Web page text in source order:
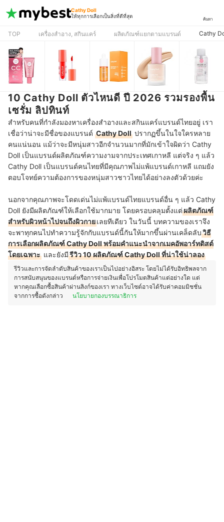
Cathy Doll
ให้ทุกการเลือกเป็นสิ่งที่ดีที่สุด
ค้นหา
TOP เครื่องสำอาง, สกินแคร์ ผลิตภัณฑ์แยกตามแบรนด์ Cathy
10 Cathy Doll ตัวไหนดี ปี 2026 รวมรองพื้น
เซรั่ม ลิปทินท์
สำหรับคนที่กำลังมองหาเครื่องสำอางและสกินแคร์แบรนด์ไทยอยู่ เรา
เชื่อว่าน่าจะมีชื่อของแบรนด์ Cathy Doll ปรากฏขึ้นในใจใครหลาย
คนแน่นอน แม้ว่าจะมีหนุ่มสาวอีกจำนวนมากที่มักเข้าใจผิดว่า Cathy
Doll เป็นแบรนด์ผลิตภัณฑ์ความงามจากประเทศเกาหลี แต่จริง ๆ แล้ว
Cathy Doll เป็นแบรนด์คนไทยที่มีคุณภาพไม่แพ้แบรนด์เกาหลี แถมยัง
ตอบโจทย์ความต้องการของหนุ่มสาวชาวไทยได้อย่างลงตัวด้วยค่ะ
นอกจากคุณภาพจะโดดเด่นไม่แพ้แบรนด์ไทยแบรนด์อื่น ๆ แล้ว Cathy
Doll ยังมีผลิตภัณฑ์ให้เลือกใช้มากมาย โดยครอบคลุมตั้งแต่ผลิตภัณฑ์
สำหรับผิวหน้าไปจนถึงผิวกายเลยทีเดียว ในวันนี้ บทความของเราจึง
จะพาทุกคนไปทำความรู้จักกับแบรนด์นี้กันให้มากขึ้นผ่านเคล็ดลับวิธี
การเลือกผลิตภัณฑ์ Cathy Doll พร้อมคำแนะนำจากเมคอัพอาร์ทติสต์
โดยเฉพาะ และยังมีรีวิว 10 ผลิตภัณฑ์ Cathy Doll ที่น่าใช้น่าลอง
รีวิวและการจัดลำดับสินค้าของเราเป็นไปอย่างอิสระ โดยไม่ได้รับอิทธิพลจาก
การสนับสนุนของแบรนด์หรือการจ่ายเงินเพื่อโปรโมตสินค้าแต่อย่างใด แต่
หากคุณเลือกซื้อสินค้าผ่านลิงก์ของเรา ทางเว็บไซต์อาจได้รับค่าคอมมิชชั่น
จากการซื้อดังกล่าว
นโยบายกองบรรณาธิการ